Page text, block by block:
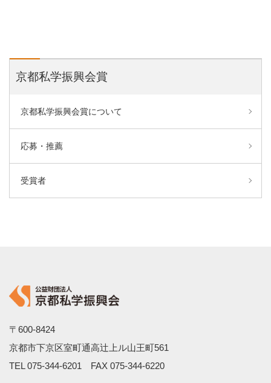
京都私学振興会賞
京都私学振興会賞について
応募・推薦
受賞者
〒600-8424
京都市下京区室町通高辻上ル山王町561
TEL 075-344-6201 FAX 075-344-6220